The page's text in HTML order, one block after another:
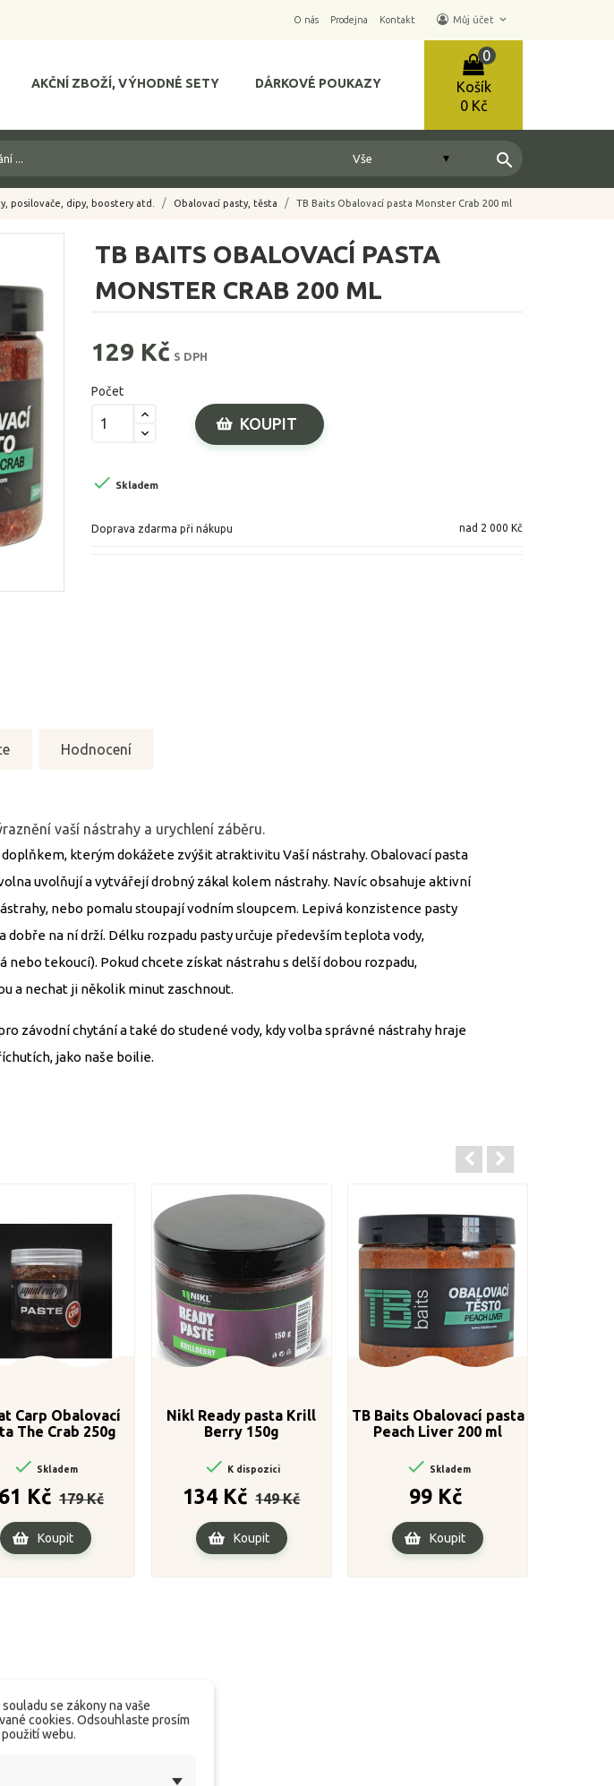
O nás Prodejna Kontakt Můj účet keyboard_arrow_down
Košík
0
0 Kč
AKČNÍ ZBOŽÍ, VÝHODNÉ SETY DÁRKOVÉ POUKAZY
search
posilovače, dipy, boostery atd. Obalovací pasty, těsta TB Baits Obalovací pasta Monster Crab 200 ml
TB BAITS OBALOVACÍ PASTA
MONSTER CRAB 200 ML
129 Kč S DPH
Počet
KOUPIT
 Skladem
Doprava zdarma při nákupu nad 2 000 Kč
Hodnocení
vaší nástrahy a urychlení záběru.
kterým dokážete zvýšit atraktivitu Vaší nástrahy. Obalovací pasta
uvolňují a vytvářejí drobný zákal kolem nástrahy. Navíc obsahuje aktivní
nebo pomalu stoupají vodním sloupcem. Lepivá konzistence pasty
dobře na ní drží. Délku rozpadu pasty určuje především teplota vody,
nebo tekoucí). Pokud chcete získat nástrahu s delší dobou rozpadu,
a nechat ji několik minut zaschnout.
závodní chytání a také do studené vody, kdy volba správné nástrahy hraje
jako naše boilie.
Carp Obalovací
The Crab 250g
 Skladem
Kč
cena
179 Kč
Koupit
Nikl Ready pasta Krill
Berry 150g
 K dispozici
134 Kč
cena
149 Kč
Koupit
TB Baits Obalovací pasta
Peach Liver 200 ml
 Skladem
99 Kč
Koupit
se zákony na vaše
cookies. Odsouhlaste prosím
webu.